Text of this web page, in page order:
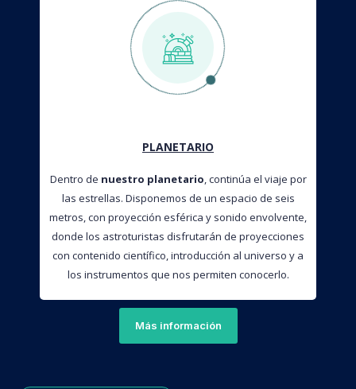
PLANETARIO
Dentro de nuestro planetario, continúa el viaje por
las estrellas. Disponemos de un espacio de seis
metros, con proyección esférica y sonido envolvente,
donde los astroturistas disfrutarán de proyecciones
con contenido científico, introducción al universo y a
los instrumentos que nos permiten conocerlo.
Más información